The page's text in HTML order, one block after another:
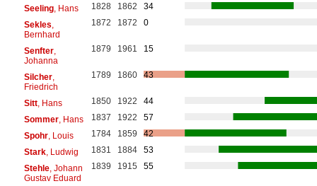
Seeling, Hans 1828 1862
34
Sekles
Bernhard
1872 1872 0
Senfter,
Johanna
1879 1961 15
Silcher,
Friedrich
1789 1860 43
Sitt, Hans 1850 1922
44
Sommer, Hans 1837 1922
57
Spohr, Louis 1784 1859
42
Stark, Ludwig 1831 1884
53
Stehle, Johann
Gustav Eduard
1839 1915 55